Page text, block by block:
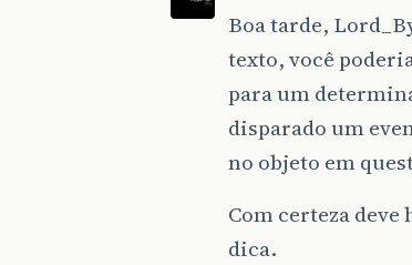
Boa tarde,
texto, você
para um
disparado um
no objeto em
Com certeza
dica.